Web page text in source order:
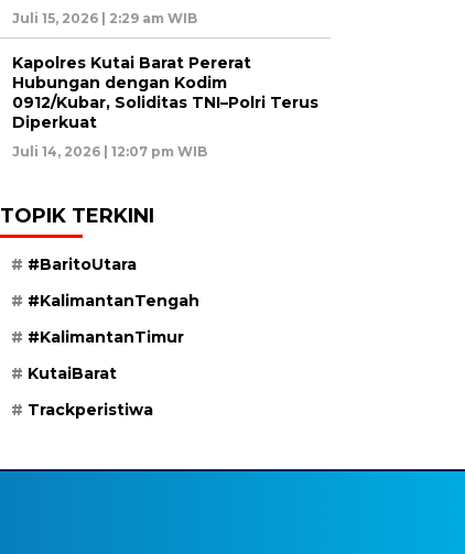
Juli 15, 2026 | 2:29 am WIB
Kapolres Kutai Barat Pererat
Hubungan dengan Kodim
0912/Kubar, Soliditas TNI–Polri Terus
Diperkuat
Juli 14, 2026 | 12:07 pm WIB
TOPIK TERKINI
#BaritoUtara
#KalimantanTengah
#KalimantanTimur
KutaiBarat
Trackperistiwa